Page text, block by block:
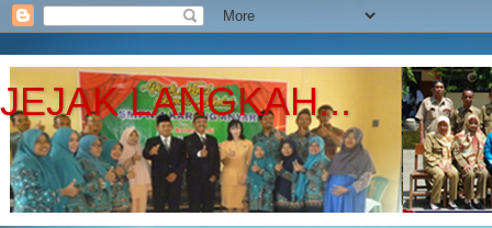
JEJAK LANGKAH...